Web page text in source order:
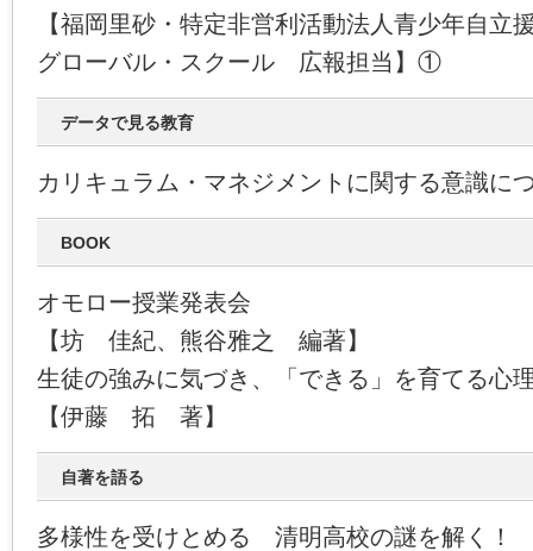
【福岡里砂・特定非営利活動法人青少年自
グローバル・スクール 広報担当】①
データで見る教育
カリキュラム・マネジメントに関する意識に
BOOK
オモロー授業発表会
【坊 佳紀、熊谷雅之 編著】
生徒の強みに気づき、「できる」を育てる心
【伊藤 拓 著】
自著を語る
多様性を受けとめる 清明高校の謎を解く！